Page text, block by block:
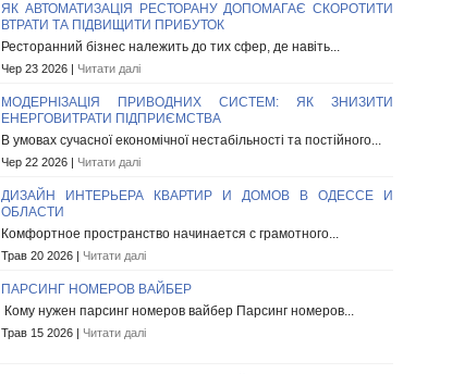
ЯК АВТОМАТИЗАЦІЯ РЕСТОРАНУ ДОПОМАГАЄ СКОРОТИТИ
ВТРАТИ ТА ПІДВИЩИТИ ПРИБУТОК
Ресторанний бізнес належить до тих сфер, де навіть...
Чер 23 2026 | Читати далі
МОДЕРНІЗАЦІЯ ПРИВОДНИХ СИСТЕМ: ЯК ЗНИЗИТИ
ЕНЕРГОВИТРАТИ ПІДПРИЄМСТВА
В умовах сучасної економічної нестабільності та постійного...
Чер 22 2026 | Читати далі
ДИЗАЙН ИНТЕРЬЕРА КВАРТИР И ДОМОВ В ОДЕССЕ И
ОБЛАСТИ
Комфортное пространство начинается с грамотного...
Трав 20 2026 | Читати далі
ПАРСИНГ НОМЕРОВ ВАЙБЕР
Кому нужен парсинг номеров вайбер Парсинг номеров...
Трав 15 2026 | Читати далі